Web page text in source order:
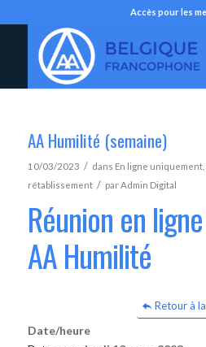
Accès pour les
AA Humilité (semaine)
10/03/2023 / dans En ligne uniquement,
rétablissement / parAdmin Digital
Réunion en
AA Humilité
Retour à
Date/heure